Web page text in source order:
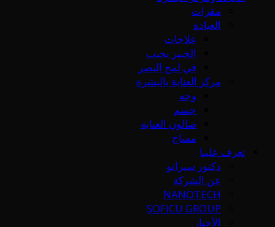
مقرات
العيادة
علاجات
الخبير يجيب
في لمح البصر
مركز العناية بالبشرة
وجه
جسم
صالون العناية
مساج
تعرف علينا
دكتور سيرانو
عن الشركة
NANOTECH
SOFICU GROUP
الأخبار